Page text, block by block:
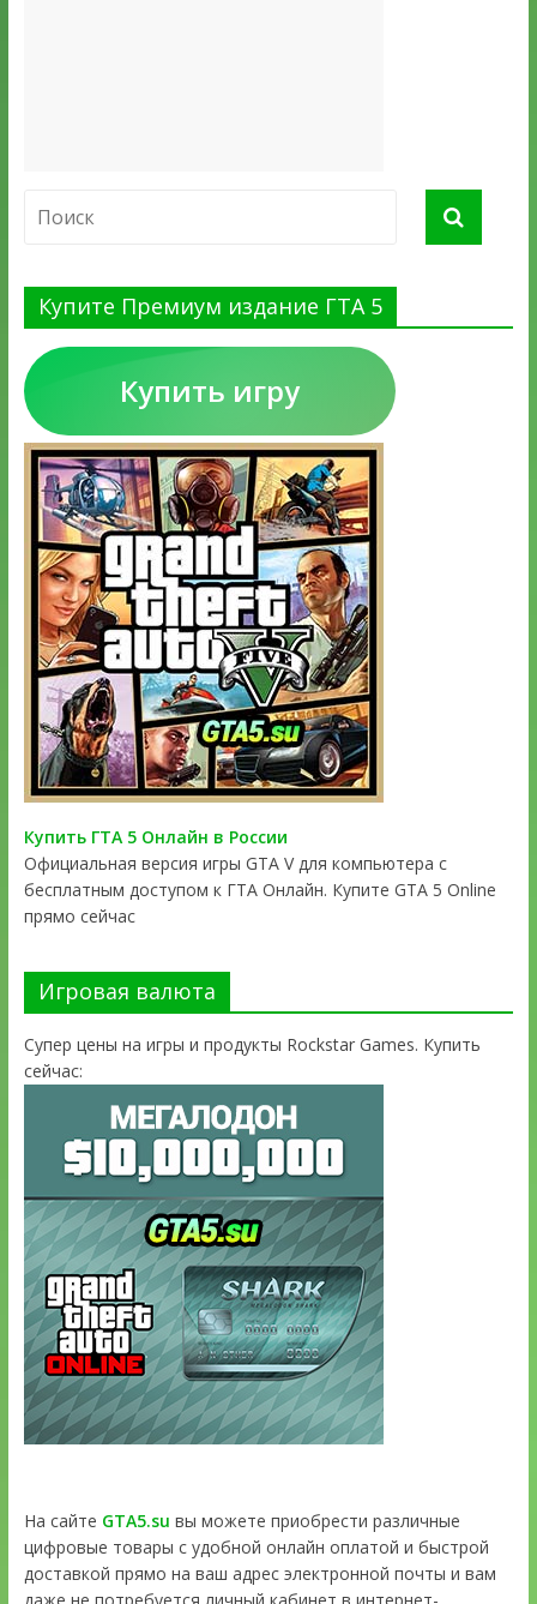
Купите Премиум издание ГТА 5
Купить игру
Купить ГТА 5 Онлайн в России
Официальная версия игры GTA V для компьютера с
бесплатным доступом к ГТА Онлайн. Купите GTA 5 Online
прямо сейчас
Игровая валюта
Супер цены на игры и продукты Rockstar Games. Купить
сейчас:
На сайте GTA5.su вы можете приобрести различные
цифровые товары с удобной онлайн оплатой и быстрой
доставкой прямо на ваш адрес электронной почты и вам